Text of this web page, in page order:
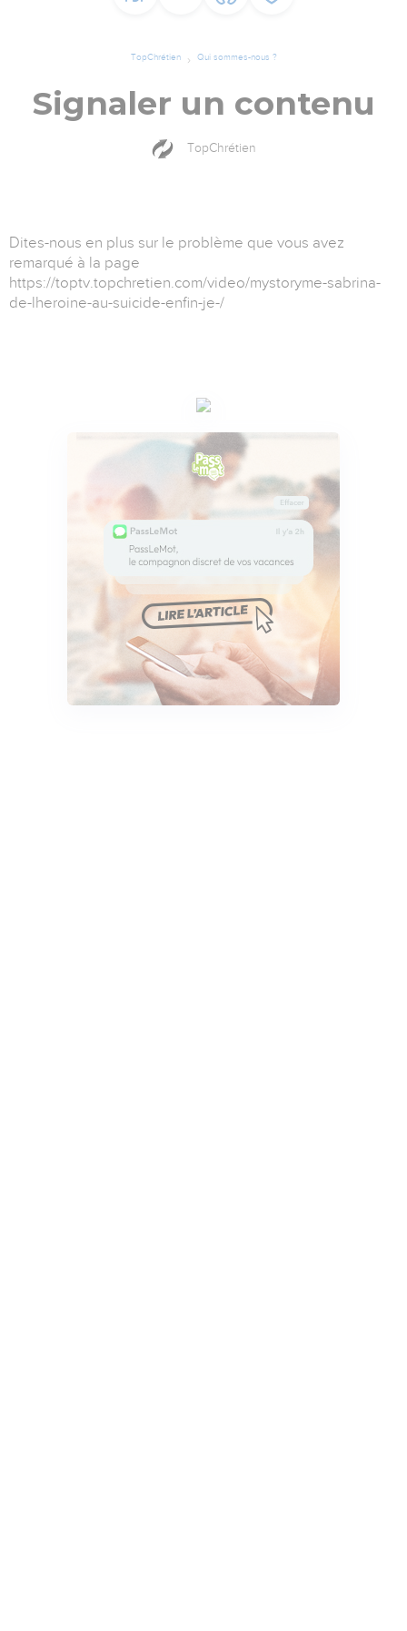
TopChrétien Qui sommes-nous ?
Signaler un contenu
TopChrétien
Dites-nous en plus sur le problème que vous avez
remarqué à la page
https://toptv.topchretien.com/video/mystoryme-sabrina-
de-lheroine-au-suicide-enfin-je-/